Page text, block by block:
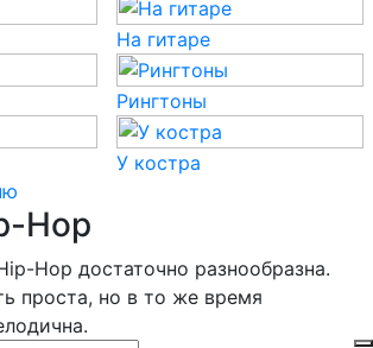
На гитаре
Рингтоны
У костра
Hop
Hop достаточно разнообразна.
проста, но в то же время